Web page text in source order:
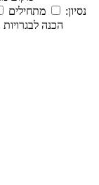
נסיון:
מתחילים
הכנה לבגרויות